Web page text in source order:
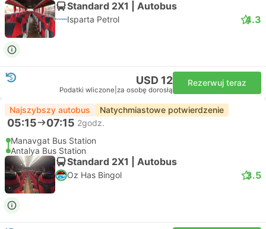
Standard 2X1 | Autobus
Isparta Petrol 4.3
USD 12
Podatki wliczone za osobę dorosłą
Rezerwuj teraz
Najszybszy autobus Natychmiastowe potwierdzenie
05:15 07:15 2godz.
Manavgat Bus Station
Antalya Bus Station
Standard 2X1 | Autobus
Oz Has Bingol 3.5